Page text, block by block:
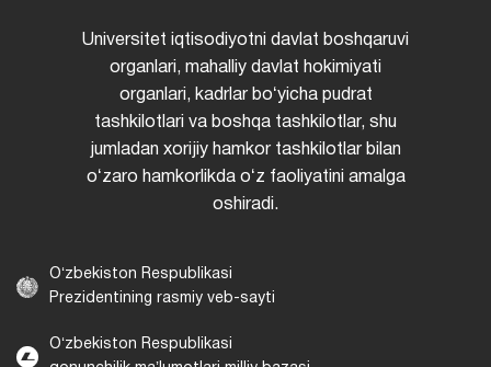
Universitet iqtisodiyotni davlat boshqaruvi
organlari, mahalliy davlat hokimiyati
organlari, kadrlar boʻyicha pudrat
tashkilotlari va boshqa tashkilotlar, shu
jumladan xorijiy hamkor tashkilotlar bilan
oʻzaro hamkorlikda oʻz faoliyatini amalga
oshiradi.
Oʻzbekiston Respublikasi
Prezidentining rasmiy veb-sayti
Oʻzbekiston Respublikasi